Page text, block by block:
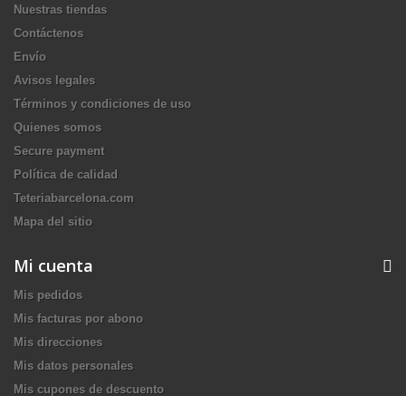
Nuestras tiendas
Contáctenos
Envío
Avisos legales
Términos y condiciones de uso
Quienes somos
Secure payment
Política de calidad
Teteriabarcelona.com
Mapa del sitio
Mi cuenta
Mis pedidos
Mis facturas por abono
Mis direcciones
Mis datos personales
Mis cupones de descuento